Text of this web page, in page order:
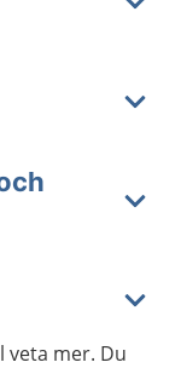
veta mer. Du